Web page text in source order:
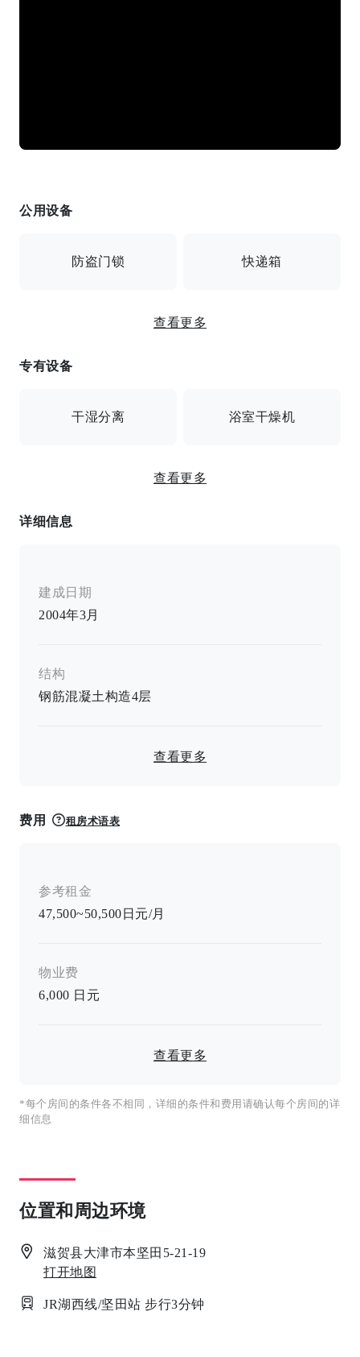
公用设备
防盗门锁 快递箱
查看更多
专有设备
干湿分离 浴室干燥机
查看更多
详细信息
建成日期
2004年3月
结构
钢筋混凝土构造4层
查看更多
费用 租房术语表
参考租金
47,500~50,500日元/月
物业费
6,000 日元
查看更多
*每个房间的条件各不相同，详细的条件和费用请确认每个房间的详
细信息
位置和周边环境
滋贺县大津市本坚田5-21-19
打开地图
JR湖西线/坚田站 步行3分钟